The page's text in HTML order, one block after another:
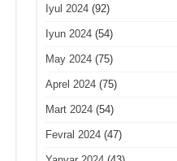
Iyul 2024(92)
Iyun 2024(54)
May 2024(75)
Aprel 2024(75)
Mart 2024(54)
Fevral 2024(47)